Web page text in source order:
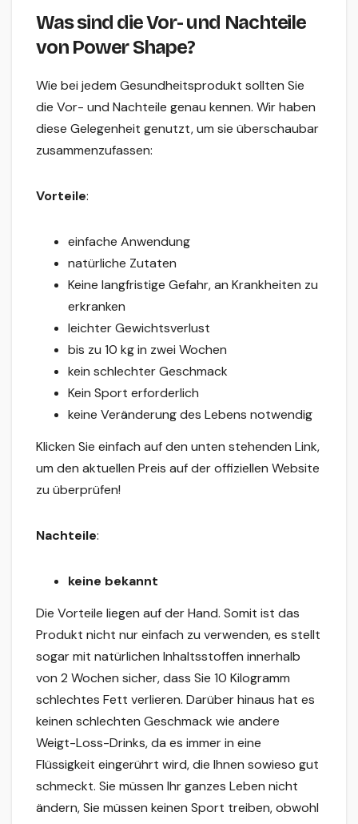
Was sind die Vor- und Nachteile
von Power Shape?
Wie bei jedem Gesundheitsprodukt sollten Sie
die Vor- und Nachteile genau kennen. Wir haben
diese Gelegenheit genutzt, um sie überschaubar
zusammenzufassen:
Vorteile:
einfache Anwendung
natürliche Zutaten
Keine langfristige Gefahr, an Krankheiten zu
erkranken
leichter Gewichtsverlust
bis zu 10 kg in zwei Wochen
kein schlechter Geschmack
Kein Sport erforderlich
keine Veränderung des Lebens notwendig
Klicken Sie einfach auf den unten stehenden Link,
um den aktuellen Preis auf der offiziellen Website
zu überprüfen!
Nachteile:
keine bekannt
Die Vorteile liegen auf der Hand. Somit ist das
Produkt nicht nur einfach zu verwenden, es stellt
sogar mit natürlichen Inhaltsstoffen innerhalb
von 2 Wochen sicher, dass Sie 10 Kilogramm
schlechtes Fett verlieren. Darüber hinaus hat es
keinen schlechten Geschmack wie andere
Weigt-Loss-Drinks, da es immer in eine
Flüssigkeit eingerührt wird, die Ihnen sowieso gut
schmeckt. Sie müssen Ihr ganzes Leben nicht
ändern, Sie müssen keinen Sport treiben, obwohl